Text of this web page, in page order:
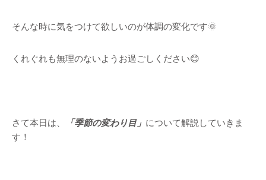
そんな時に気をつけて欲しいのが体調の変化です🌞
くれぐれも無理のないようお過ごしください😊
さて本日は、 「季節の変わり目」 について解説していきま
す！